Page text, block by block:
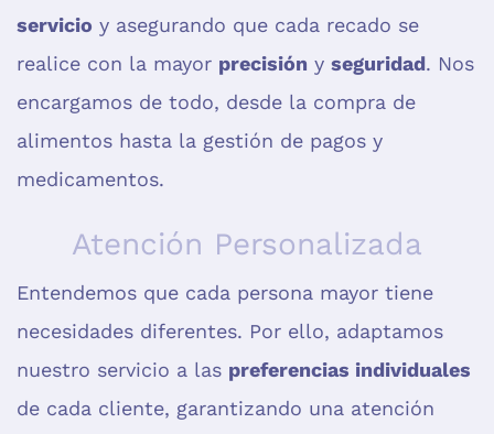
servicio y asegurando que cada recado se
realice con la mayor precisión y seguridad. Nos
encargamos de todo, desde la compra de
alimentos hasta la gestión de pagos y
medicamentos.
Atención Personalizada
Entendemos que cada persona mayor tiene
necesidades diferentes. Por ello, adaptamos
nuestro servicio a las preferencias individuales
de cada cliente, garantizando una atención